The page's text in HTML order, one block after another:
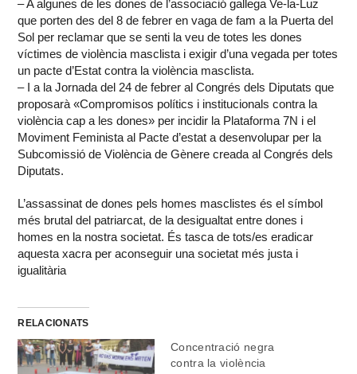
– A algunes de les dones de l’associació gallega Ve-la-Luz
que porten des del 8 de febrer en vaga de fam a la Puerta del
Sol per reclamar que se senti la veu de totes les dones
víctimes de violència masclista i exigir d’una vegada per totes
un pacte d’Estat contra la violència masclista.
– I a la Jornada del 24 de febrer al Congrés dels Diputats que
proposarà «Compromisos polítics i institucionals contra la
violència cap a les dones» per incidir la Plataforma 7N i el
Moviment Feminista al Pacte d’estat a desenvolupar per la
Subcomissió de Violència de Gènere creada al Congrés dels
Diputats.
L’assassinat de dones pels homes masclistes és el símbol
més brutal del patriarcat, de la desigualtat entre dones i
homes en la nostra societat. És tasca de tots/es eradicar
aquesta xacra per aconseguir una societat més justa i
igualitària
RELACIONATS
Concentració negra
contra la violència